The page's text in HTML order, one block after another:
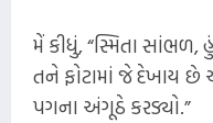
મેં કીધું, “સ્મિતા સાંભળ,
તને ફોટામાં જે દેખાય છે
પગના અંગૂઠે કરડ્યો.”